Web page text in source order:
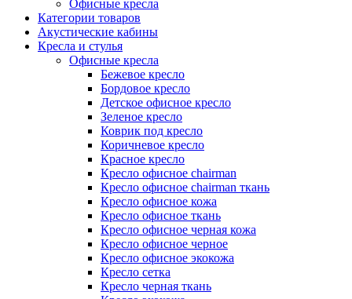
Офисные кресла
Категории товаров
Акустические кабины
Кресла и стулья
Офисные кресла
Бежевое кресло
Бордовое кресло
Детское офисное кресло
Зеленое кресло
Коврик под кресло
Коричневое кресло
Красное кресло
Кресло офисное chairman
Кресло офисное chairman ткань
Кресло офисное кожа
Кресло офисное ткань
Кресло офисное черная кожа
Кресло офисное черное
Кресло офисное экокожа
Кресло сетка
Кресло черная ткань